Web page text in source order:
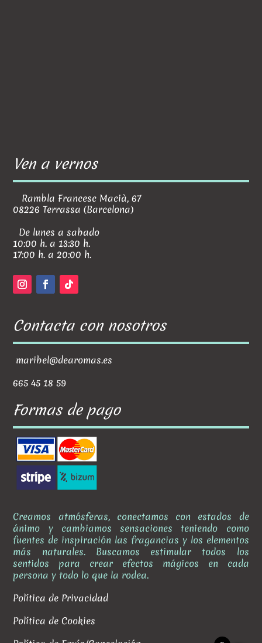
Ven a vernos
Rambla Francesc Macià, 67
08226 Terrassa (Barcelona)
De lunes a sabado
10:00 h. a 13:30 h.
17:00 h. a 20:00 h.
Contacta con nosotros
maribel@dearomas.es
665 45 18 59
Formas de pago
Creamos atmósferas, conectamos con estados de
ánimo y cambiamos sensaciones teniendo como
fuentes de inspiración las fragancias y los elementos
más naturales. Buscamos estimular todos los
sentidos para crear efectos mágicos en cada
persona y todo lo que la rodea.
Política de Privacidad
Política de Cookies